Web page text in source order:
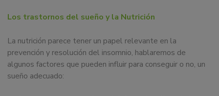
Los trastornos del sueño y la Nutrición
La nutrición parece tener un papel relevante en la
prevención y resolución del insomnio, hablaremos de
algunos factores que pueden influir para conseguir o no, un
sueño adecuado: